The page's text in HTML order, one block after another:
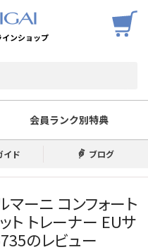
ンショップ
会員ランク別特典
イド ブログ
ーニ コンフォート
ト トレーナー EUサ
のレビュー